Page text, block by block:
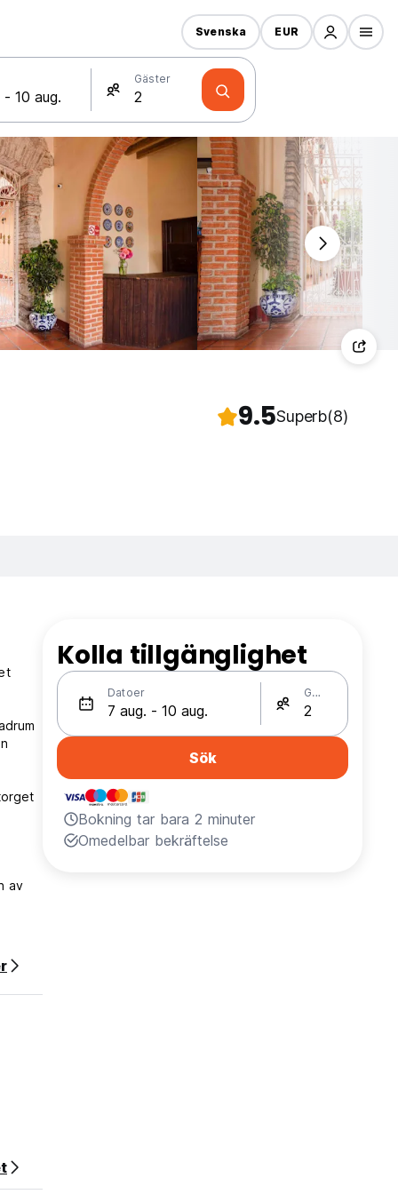
Gäster
Svenska EUR
9.5Superb(8)
av
Kolla tillgänglighet
Datoer Gäster
Sök
Bokning tar bara 2 minuter
Omedelbar bekräftelse